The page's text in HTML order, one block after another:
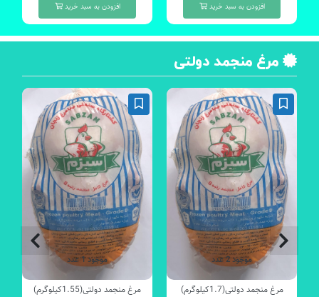
افزودن به سبد خرید افزودن به سبد خرید
مرغ منجمد دولتی
موجود 2 عدد
مرغ منجمد دولتی(1.7کیلوگرم)
موجود 1 عدد
مرغ منجمد دولتی(1.55کیلوگرم)